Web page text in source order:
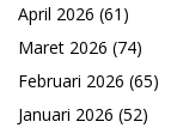
April 2026 (61)
Maret 2026 (74)
Februari 2026 (65)
Januari 2026 (52)